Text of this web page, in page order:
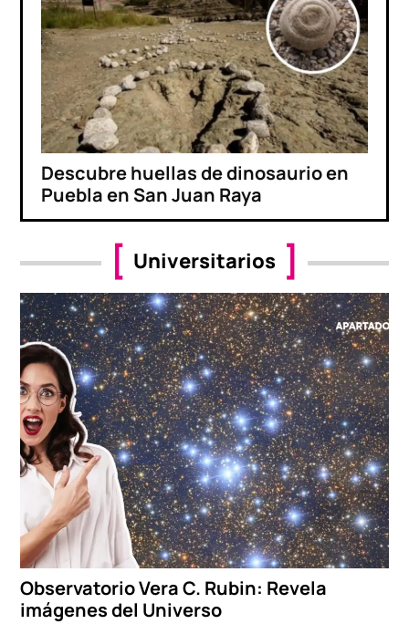
Descubre huellas de dinosaurio en
Puebla en San Juan Raya
Universitarios
Observatorio Vera C. Rubin: Revela
imágenes del Universo